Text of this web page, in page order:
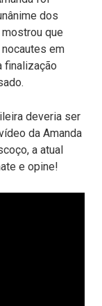
dos
que
em
finalização
deveria ser
da Amanda
a atual
e opine!